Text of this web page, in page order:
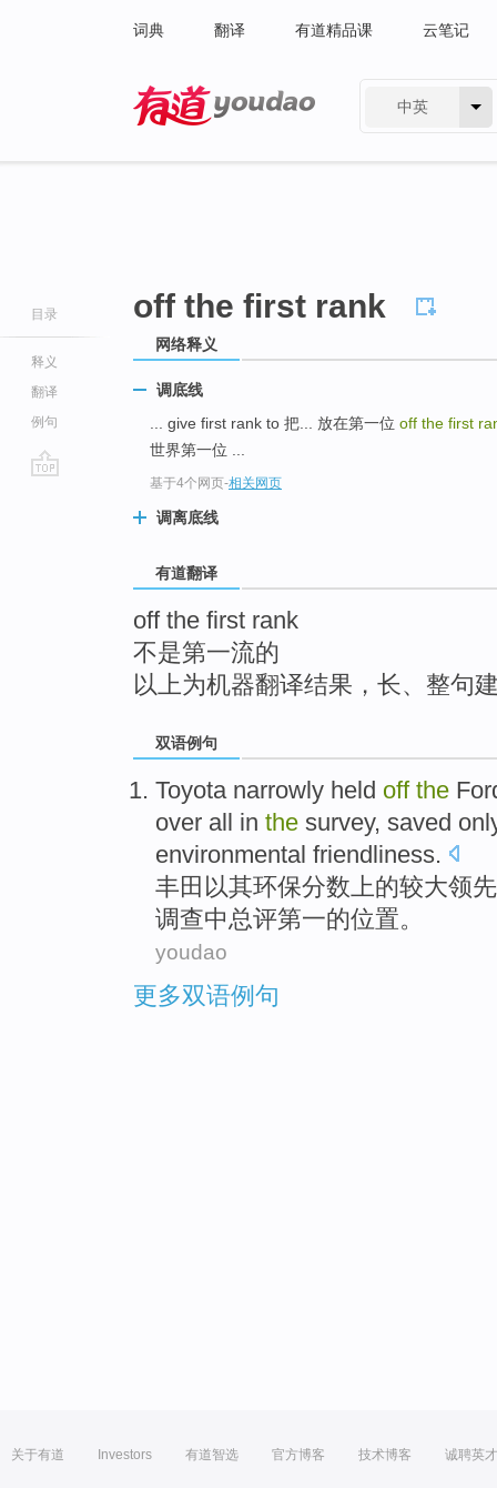
词典 翻译 有道精品课 云笔记
中英
目录
释义
翻译
例句
off the first rank
网络释义
调底线
... give first rank to 把... 放在第一位 off the first
世界第一位 ...
基于4个网页-相关网页
调离底线
有道翻译
off the first rank
不是第一流的
以上为机器翻译结果，长、整句
双语例句
Toyota narrowly held off the
over all in the survey, saved
environmental friendliness.
丰田 以其环保分数 上的较大领
调查中总评第一的位置。
youdao
更多双语例句
关于有道 Investors 有道智选 官方博客 技术博客 诚聘英才